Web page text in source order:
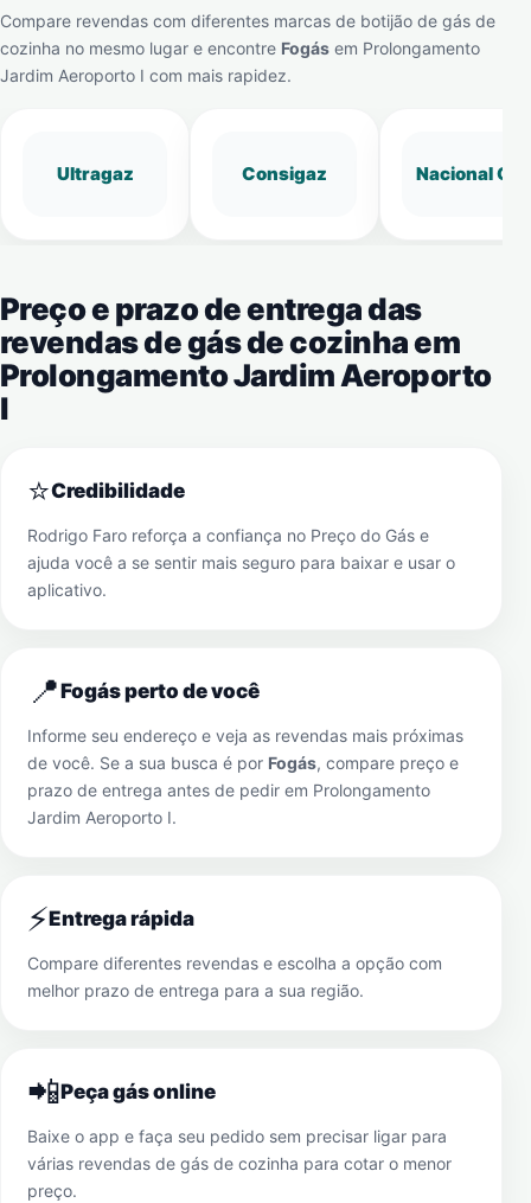
Compare revendas com diferentes marcas de botijão de gás de
cozinha no mesmo lugar e encontre Fogás em Prolongamento
Jardim Aeroporto I com mais rapidez.
Ultragaz Consigaz Nacional Gás
Preço e prazo de entrega das
revendas de gás de cozinha em
Prolongamento Jardim Aeroporto
I
⭐Credibilidade
Rodrigo Faro reforça a confiança no Preço do Gás e
ajuda você a se sentir mais seguro para baixar e usar o
aplicativo.
📍Fogás perto de você
Informe seu endereço e veja as revendas mais próximas
de você. Se a sua busca é por Fogás, compare preço e
prazo de entrega antes de pedir em Prolongamento
Jardim Aeroporto I.
⚡Entrega rápida
Compare diferentes revendas e escolha a opção com
melhor prazo de entrega para a sua região.
📲Peça gás online
Baixe o app e faça seu pedido sem precisar ligar para
várias revendas de gás de cozinha para cotar o menor
preço.